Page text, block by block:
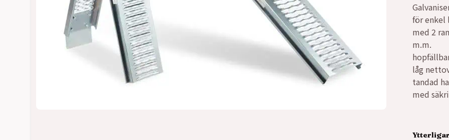
för enkel
med 2
m.m.
låg
tandad
med